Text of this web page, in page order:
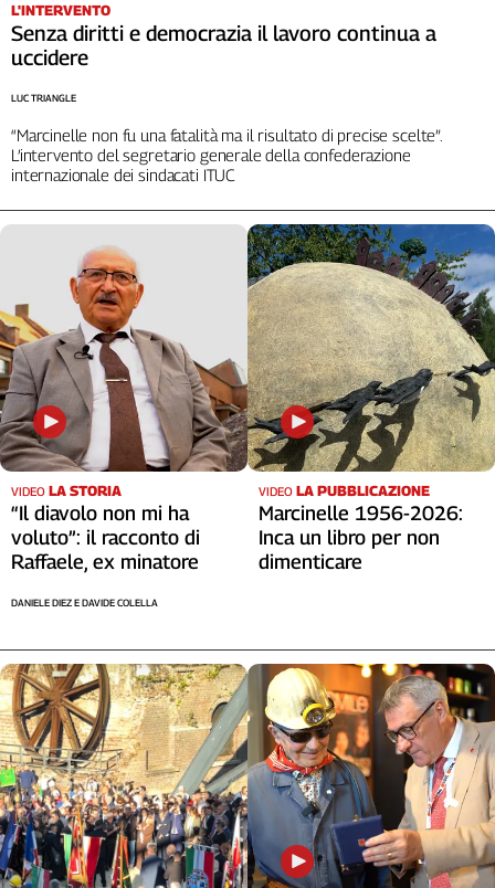
L'INTERVENTO
Senza diritti e democrazia il lavoro continua a
uccidere
“Marcinelle non fu una fatalità ma il risultato di precise scelte”.
L’intervento del segretario generale della confederazione
internazionale dei sindacati ITUC
LUC TRIANGLE
VIDEO LA STORIA
“Il diavolo non mi ha
voluto”: il racconto di
Raffaele, ex minatore
DANIELE DIEZ E DAVIDE COLELLA
VIDEO LA PUBBLICAZIONE
Marcinelle 1956-2026:
Inca un libro per non
dimenticare